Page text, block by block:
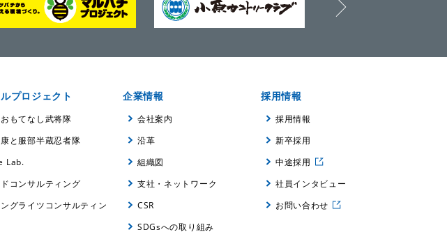
プロジェクト
もてなし武将隊
と服部半蔵忍者隊
Lab.
コンサルティング
グライツコンサルティン
企業情報
会社案内
沿革
組織図
支社・ネットワーク
CSR
SDGsへの取り組み
採用情報
採用情報
新卒採用
中途採用
社員インタビュー
お問い合わせ